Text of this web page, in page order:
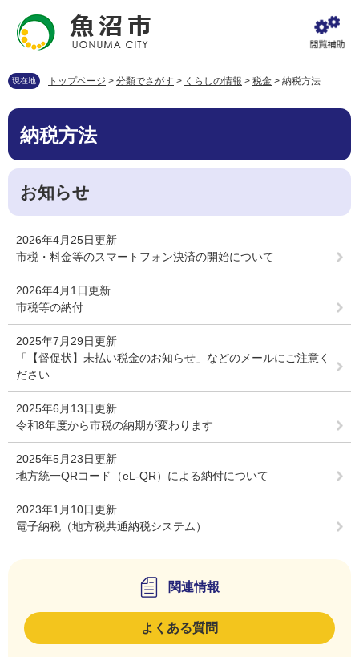
先
で
を
ば
本
文
現在地 トップページ > 分類でさがす > くらしの情報 > 税金 > 納税方法
本
納税方法
お知らせ
2026年4月25日更新
市税・料金等のスマートフォン決済の開始について
2026年4月1日更新
市税等の納付
2025年7月29日更新
「【督促状】未払い税金のお知らせ」などのメールにご注意く
ださい
2025年6月13日更新
令和8年度から市税の納期が変わります
2025年5月23日更新
地方統一QRコード（eL-QR）による納付について
2023年1月10日更新
電子納税（地方税共通納税システム）
関連情報
よくある質問